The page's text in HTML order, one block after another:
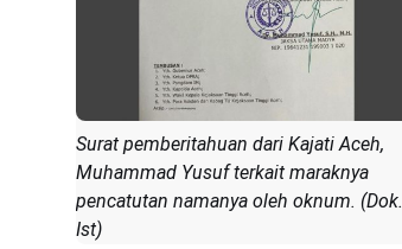
Surat pemberitahuan dari Kajati Aceh,
Muhammad Yusuf terkait maraknya
pencatutan namanya oleh oknum. (Dok.
Ist)